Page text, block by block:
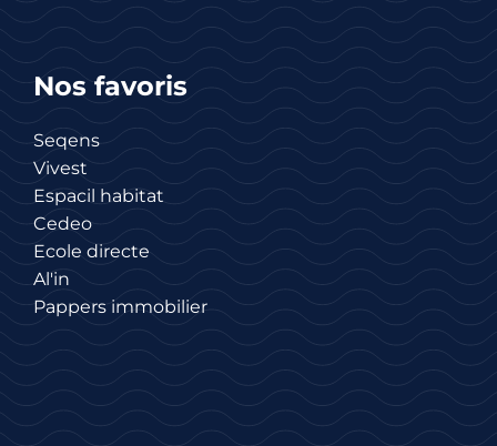
Nos favoris
Seqens
Vivest
Espacil habitat
Cedeo
Ecole directe
Al'in
Pappers immobilier